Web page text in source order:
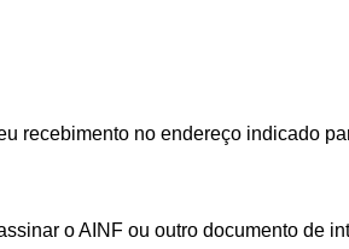
recebimento no endereço indicado
o AINF ou outro documento de